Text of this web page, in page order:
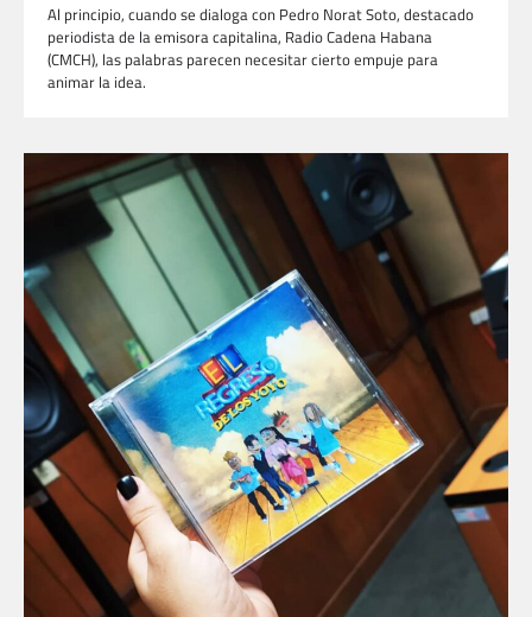
Al principio, cuando se dialoga con Pedro Norat Soto, destacado
periodista de la emisora capitalina, Radio Cadena Habana
(CMCH), las palabras parecen necesitar cierto empuje para
animar la idea.